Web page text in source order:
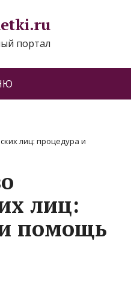
портал
лиц: процедура и
лиц:
помощь